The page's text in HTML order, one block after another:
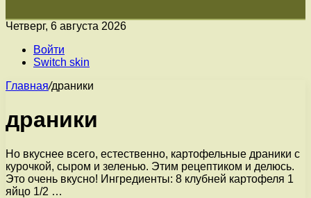
Четверг, 6 августа 2026
Войти
Switch skin
Главная/драники
драники
Но вкуснее всего, естественно, картофельные драники с
курочкой, сыром и зеленью. Этим рецептиком и делюсь.
Это очень вкусно! Ингредиенты: 8 клубней картофеля 1
яйцо 1/2 …